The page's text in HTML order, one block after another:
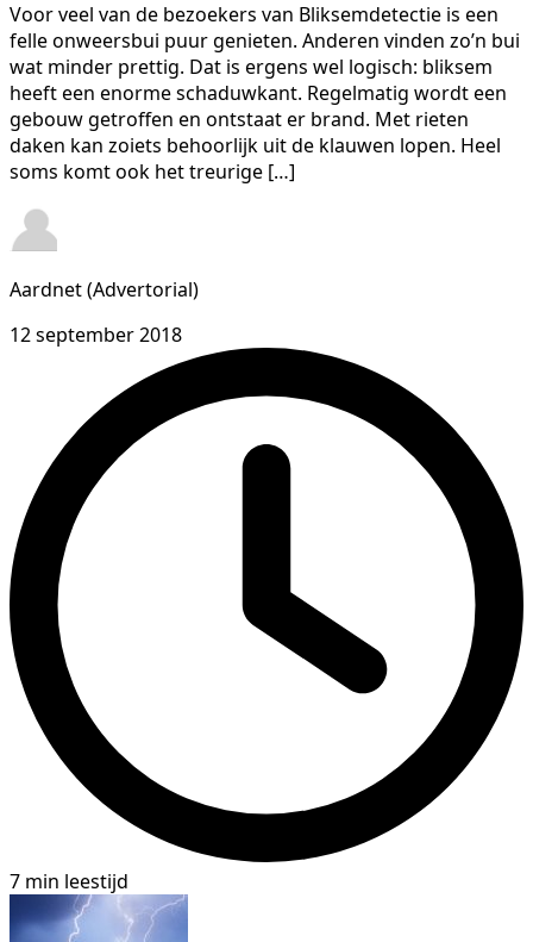
Voor veel van de bezoekers van Bliksemdetectie is een
felle onweersbui puur genieten. Anderen vinden zo’n bui
wat minder prettig. Dat is ergens wel logisch: bliksem
heeft een enorme schaduwkant. Regelmatig wordt een
gebouw getroffen en ontstaat er brand. Met rieten
daken kan zoiets behoorlijk uit de klauwen lopen. Heel
soms komt ook het treurige […]
Aardnet (Advertorial)
12 september 2018
7 min leestijd